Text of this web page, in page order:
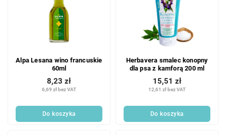
Alpa Lesana wino francuskie
60ml
6,69 zł bez VAT
8,23 zł
Do koszyka
Herbavera smalec konopny
dla psa z kamforą 200 ml
12,61 zł bez VAT
15,51 zł
Do koszyka